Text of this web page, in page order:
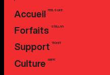
Accueil FEELS LIKE
Forfaits STELLAR
Support TICKET
Culture REPIT